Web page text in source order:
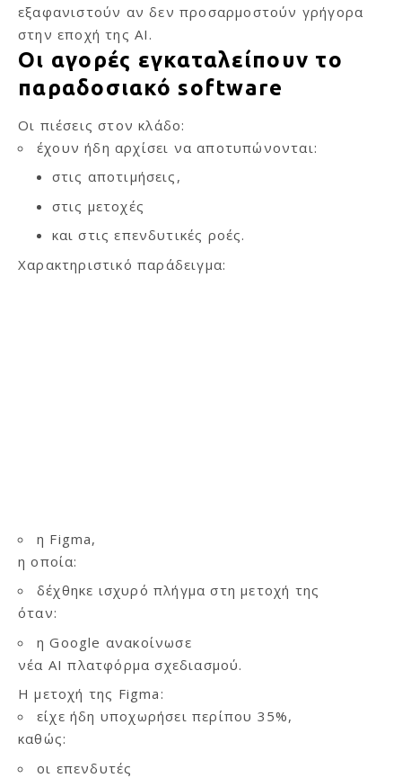
εξαφανιστούν αν δεν προσαρμοστούν γρήγορα
στην εποχή της AI.
Οι αγορές εγκαταλείπουν το
παραδοσιακό software
Οι πιέσεις στον κλάδο:
έχουν ήδη αρχίσει να αποτυπώνονται:
στις αποτιμήσεις,
στις μετοχές
και στις επενδυτικές ροές.
Χαρακτηριστικό παράδειγμα:
η Figma,
η οποία:
δέχθηκε ισχυρό πλήγμα στη μετοχή της
όταν:
η Google ανακοίνωσε
νέα AI πλατφόρμα σχεδιασμού.
Η μετοχή της Figma:
είχε ήδη υποχωρήσει περίπου 35%,
καθώς:
οι επενδυτές